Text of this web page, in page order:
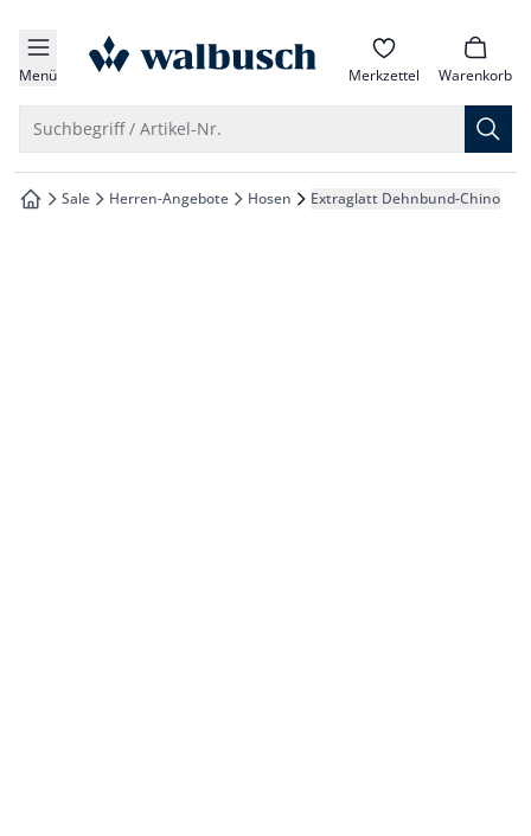
springen
springen
springen
springen
Menü zur Startseite Merkzettel Warenkorb
Suchbegriff / Artikel-Nr.
zur Startseite
Sale Herren-Angebote Hosen Extraglatt Dehnbund-Chino